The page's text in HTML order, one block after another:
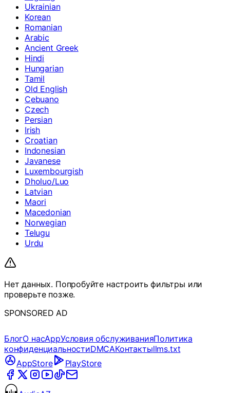
Ukrainian
Korean
Romanian
Arabic
Ancient Greek
Hindi
Hungarian
Tamil
Old English
Cebuano
Czech
Persian
Irish
Croatian
Indonesian
Javanese
Luxembourgish
Dholuo/Luo
Latvian
Maori
Macedonian
Norwegian
Telugu
Urdu
Нет данных. Попробуйте настроить фильтры или
проверьте позже.
SPONSORED AD
БлогО насAppУсловия обслуживанияПолитика
конфиденциальностиDMCAКонтактыllms.txt
AppStore
PlayStore